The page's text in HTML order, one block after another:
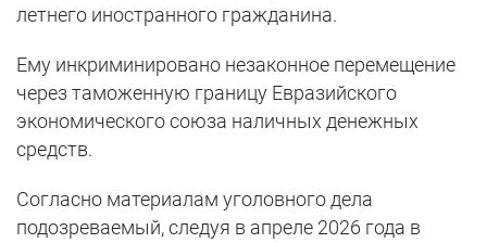
летнего иностранного гражданина.
Ему инкриминировано незаконное перемещение
через таможенную границу Евразийского
экономического союза наличных денежных
средств.
Согласно материалам уголовного дела
подозреваемый, следуя в апреле 2026 года в